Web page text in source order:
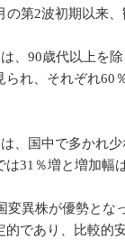
の第2波初期以来、
、90歳代以上を
られ、それぞれ60
、国中で多かれ
は31％増と増加幅
変異株が優勢とな
であり、比較的